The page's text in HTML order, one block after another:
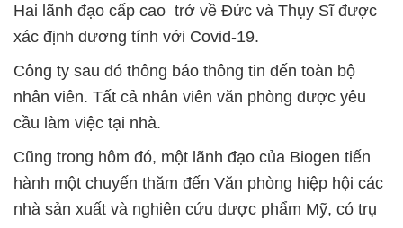
Hai lãnh đạo cấp cao trở về Đức và Thụy Sĩ được
xác định dương tính với Covid-19.
Công ty sau đó thông báo thông tin đến toàn bộ
nhân viên. Tất cả nhân viên văn phòng được yêu
cầu làm việc tại nhà.
Cũng trong hôm đó, một lãnh đạo của Biogen tiến
hành một chuyến thăm đến Văn phòng hiệp hội các
nhà sản xuất và nghiên cứu dược phẩm Mỹ, có trụ